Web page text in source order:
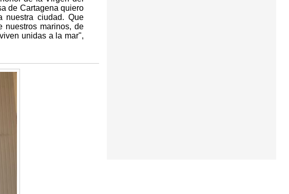
de Cartagena quiero
nuestra ciudad. Que
nuestros marinos, de
unidas a la mar",